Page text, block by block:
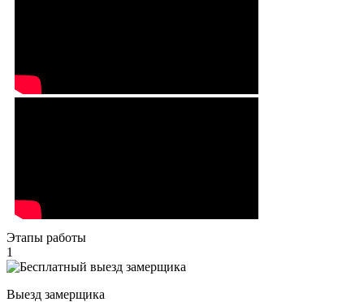
Этапы работы
1
Выезд замерщика